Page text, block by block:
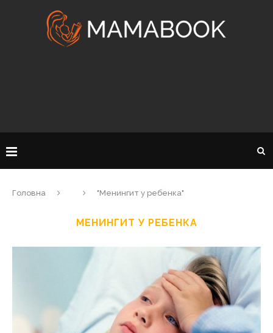
Головна "Менингит у ребенка"
МЕНИНГИТ У РЕБЕНКА